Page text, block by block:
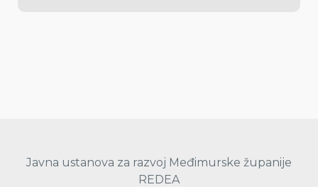
Javna ustanova za razvoj Međimurske županije
REDEA